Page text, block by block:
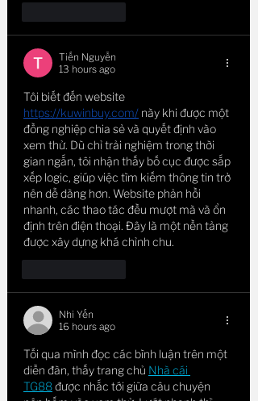
Tiến Nguyễn
13 hours ago
Tôi biết đến website
https://kuwinbuy.com/ này khi được một
đồng nghiệp chia sẻ và quyết định vào
xem thử. Dù chỉ trải nghiệm trong thời
gian ngắn, tôi nhận thấy bố cục được sắp
xếp logic, giúp việc tìm kiếm thông tin trở
nên dễ dàng hơn. Website phản hồi
nhanh, các thao tác đều mượt mà và ổn
định trên điện thoại. Đây là một nền tảng
được xây dựng khá chỉnh chu.
Nhi Yến
16 hours ago
Tối qua mình đọc các bình luận trên một
diễn đàn, thấy trang chủ Nhà cái
TG88 được nhắc tới giữa câu chuyện